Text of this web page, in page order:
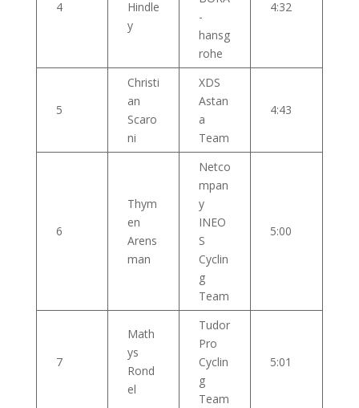
4
Hindle
y
-
hansg
rohe
4:32
5
Christi
an
Scaro
ni
XDS
Astan
a
Team
4:43
6
Thym
en
Arens
man
Netco
mpan
y
INEO
S
Cyclin
g
Team
5:00
7
Math
ys
Rond
el
Tudor
Pro
Cyclin
g
Team
5:01